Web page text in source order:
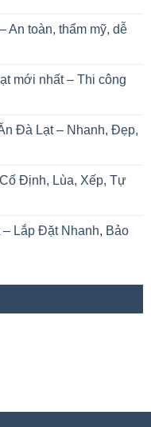
toàn, thẩm mỹ, dễ
mới nhất – Thi công
Đà Lạt – Nhanh, Đẹp,
Định, Lùa, Xếp, Tự
– Lắp Đặt Nhanh, Bảo